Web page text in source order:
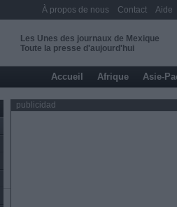
Les Unes des journaux de Mexique
Toute la presse d'aujourd'hui
Accueil Afrique Asie-
publicidad
À propos de nous Contact Aide